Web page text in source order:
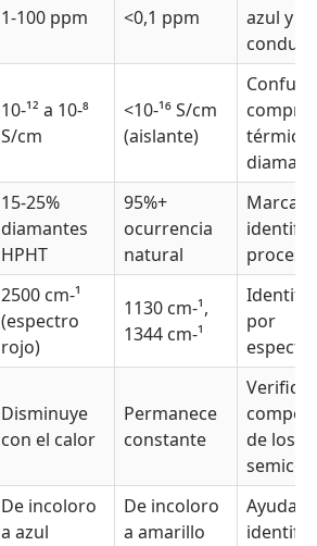
1-100 ppm <0,1 ppm
azul y
10-¹² a 10-⁸
S/cm
<10-¹⁶ S/cm
(aislante)
15-25%
diamantes
HPHT
95%+
ocurrencia
natural
proceso
2500 cm-¹
(espectro
rojo)
1130 cm-¹,
1344 cm-¹
por
Disminuye
con el calor
Permanece
constante
de los
De incoloro
a azul
De incoloro
a amarillo
Ayuda a